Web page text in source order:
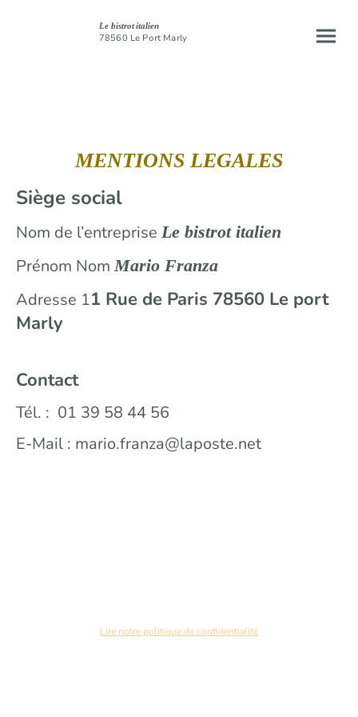
Le bistrot italien
78560 Le Port Marly
MENTIONS LEGALES
Siège social
Nom de l’entreprise Le bistrot italien
Prénom NomMario Franza
Adresse 11 Rue de Paris 78560 Le port
Marly
Contact
Tél. : 01 39 58 44 56
E-Mail : mario.franza@laposte.net
Lire notre politique de confidentialité